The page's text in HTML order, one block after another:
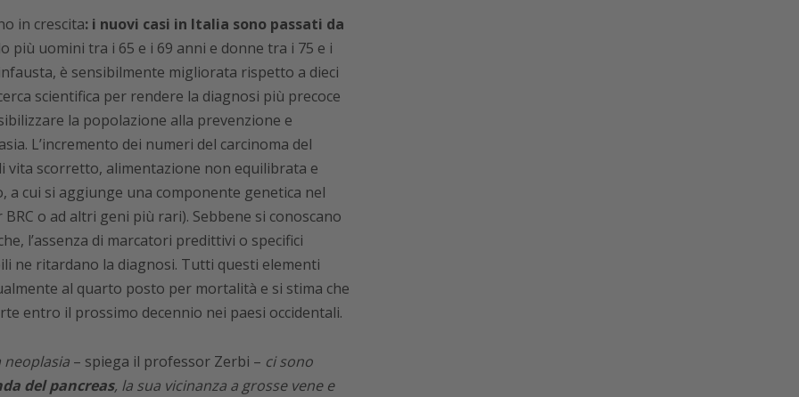
in crescita: i nuovi casi in Italia sono passati da
più uomini tra i 65 e i 69 anni e donne tra i 75 e i
è sensibilmente migliorata rispetto a dieci
scientifica per rendere la diagnosi più precoce
la popolazione alla prevenzione e
L’incremento dei numeri del carcinoma del
vita scorretto, alimentazione non equilibrata e
cui si aggiunge una componente genetica nel
o ad altri geni più rari). Sebbene si conoscano
l’assenza di marcatori predittivi o specifici
ne ritardano la diagnosi. Tutti questi elementi
al quarto posto per mortalità e si stima che
entro il prossimo decennio nei paesi occidentali.
– spiega il professor Zerbi – ci sono
del pancreas, la sua vicinanza a grosse vene e